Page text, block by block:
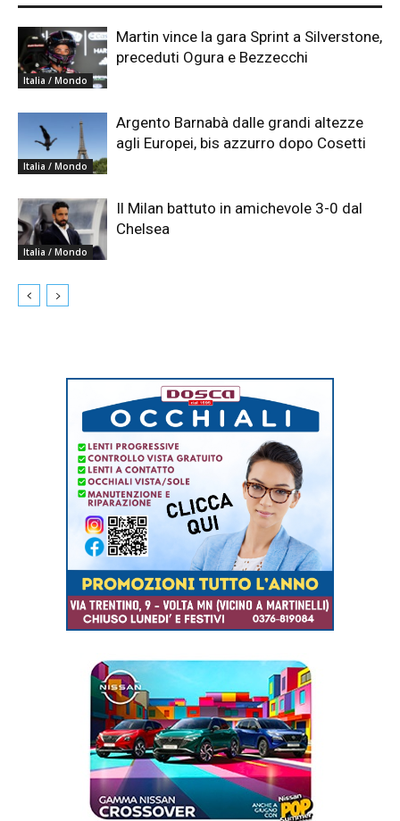
Italia / Mondo
Martin vince la gara Sprint a Silverstone,
preceduti Ogura e Bezzecchi
Italia / Mondo
Argento Barnabà dalle grandi altezze
agli Europei, bis azzurro dopo Cosetti
Italia / Mondo
Il Milan battuto in amichevole 3-0 dal
Chelsea